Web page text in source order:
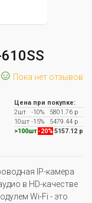
☺ Пока нет отзывов
Цена при покупке:
2шт
-10%
5801.76 р
10шт -15%
5479.44 р
>100шт -20% 5157.12 р
IP-камера
в HD-качестве
Wi-Fi - это